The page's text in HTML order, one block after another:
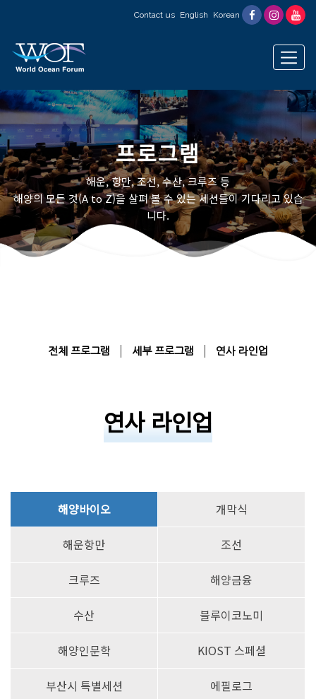
Contact us English Korean
프로그램
해운, 항만, 조선, 수산, 크루즈 등
해양의 모든 것(A to Z)을 살펴 볼 수 있는 세션들이 기다리고 있습
니다.
전체 프로그램 세부 프로그램 연사 라인업
연사 라인업
해양바이오 개막식
해운항만 조선
크루즈 해양금융
수산 블루이코노미
해양인문학 KIOST 스페셜
부산시 특별세션 에필로그